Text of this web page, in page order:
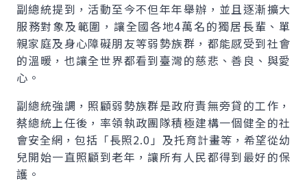
副總統提到，活動至今不但年年舉辦，並且逐漸擴大
服務對象及範圍，讓全國各地4萬名的獨居長輩、單
親家庭及身心障礙朋友等弱勢族群，都能感受到社會
的溫暖，也讓全世界都看到臺灣的慈悲、善良、與愛
心。
副總統強調，照顧弱勢族群是政府責無旁貸的工作，
蔡總統上任後，率領執政團隊積極建構一個健全的社
會安全網，包括「長照2.0」及托育計畫等，希望從幼
兒開始一直照顧到老年，讓所有人民都得到最好的保
護。